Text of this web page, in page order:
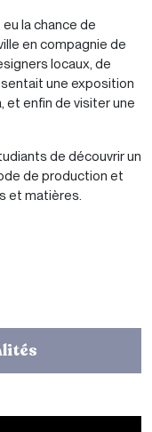
la chance de
en compagnie de
locaux, de
une exposition
et enfin de visiter une
de découvrir un
de production et
et matières.